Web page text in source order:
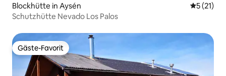
Blockhütte in Aysén
5 (21)
Schutzhütte Nevado Los Palos
Gäste-Favorit
Gäste-Favorit